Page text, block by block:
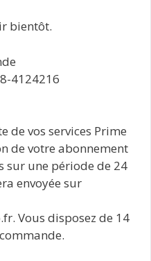
bientôt.
4124216
de vos services Prime
de votre abonnement
sur une période de 24
envoyée sur
Vous disposez de 14